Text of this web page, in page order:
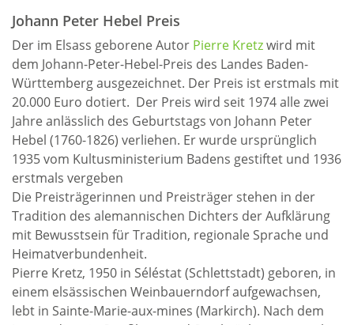
Johann Peter Hebel Preis
Der im Elsass geborene Autor Pierre Kretzwird mit
dem Johann-Peter-Hebel-Preis des Landes Baden-
Württemberg ausgezeichnet. Der Preis ist erstmals mit
20.000 Euro dotiert. Der Preis wird seit 1974 alle zwei
Jahre anlässlich des Geburtstags von Johann Peter
Hebel (1760-1826) verliehen. Er wurde ursprünglich
1935 vom Kultusministerium Badens gestiftet und 1936
erstmals vergeben
Die Preisträgerinnen und Preisträger stehen in der
Tradition des alemannischen Dichters der Aufklärung
mit Bewusstsein für Tradition, regionale Sprache und
Heimatverbundenheit.
Pierre Kretz, 1950 in Séléstat (Schlettstadt) geboren, in
einem elsässischen Weinbauerndorf aufgewachsen,
lebt in Sainte-Marie-aux-mines (Markirch). Nach dem